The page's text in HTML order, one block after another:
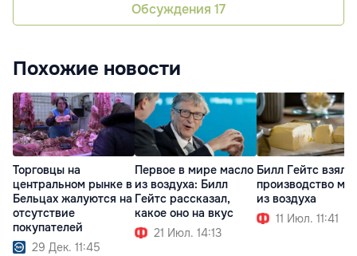
Обсуждения 17
Похожие новости
Торговцы на
центральном рынке в
Бельцах жалуются на
отсутствие
покупателей
29 Дек. 11:45
Первое в мире масло
из воздуха: Билл
Гейтс рассказал,
какое оно на вкус
21 Июл. 14:13
Билл Гейтс
производство
из воздуха
11 Июл. 11:41